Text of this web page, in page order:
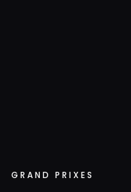
GRAND PRIXES